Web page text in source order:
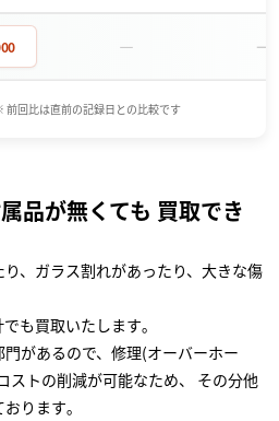
－ －
回比は直前の記録日との比較です
品が無くても 買取でき
、ガラス割れがあったり、大きな傷
も買取いたします｡
があるので、修理(オーバーホー
ストの削減が可能なため、 その分他
ります｡